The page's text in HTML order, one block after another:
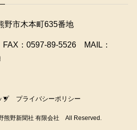
市木本町635番地
：0597-89-5526 MAIL：
プ プライバシーポリシー
熊野新聞社 有限会社 All Reserved.